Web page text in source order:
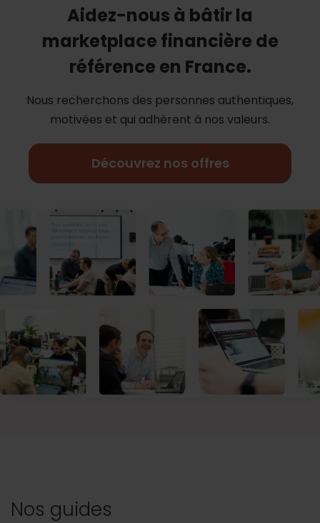
Aidez-nous à bâtir la
marketplace financière de
référence en France.
Nous recherchons des personnes authentiques,
motivées et qui adhèrent à nos valeurs.
Découvrez nos offres
Nos guides